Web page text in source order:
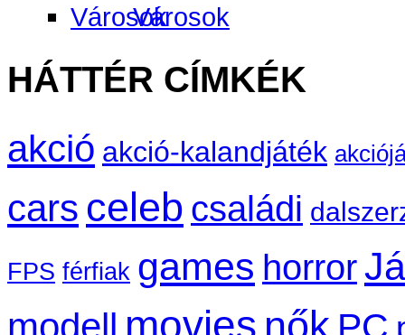
Városok
HÁTTÉR CÍMKÉK
akció akció-kalandjáték
cars celeb családi
FPS férfiak games horror
modell movies nők PC